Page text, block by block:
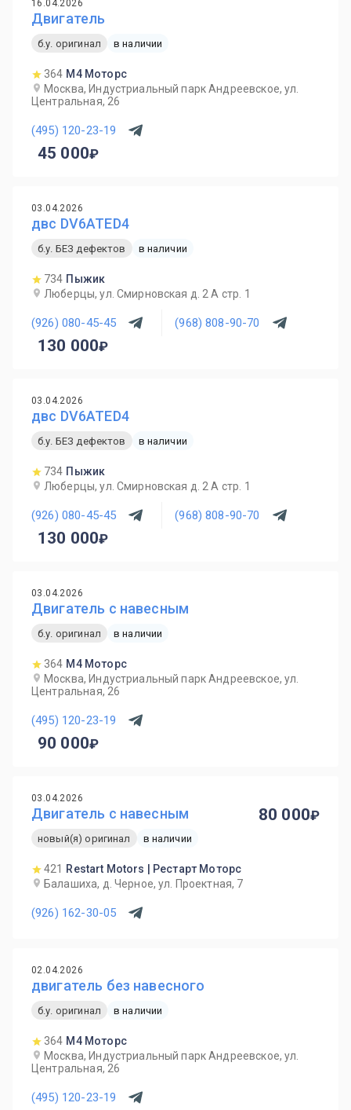
16.04.2026
Двигатель
б.у. оригинал в наличии
364 М4 Моторс
Москва, Индустриальный парк Андреевское, ул.
Центральная, 26
(495) 120-23-19
45 000
03.04.2026
двс DV6ATED4
б.у. БЕЗ дефектов в наличии
734 Пыжик
Люберцы, ул. Смирновская д. 2 А стр. 1
(926) 080-45-45 (968) 808-90-70
130 000
03.04.2026
двс DV6ATED4
б.у. БЕЗ дефектов в наличии
734 Пыжик
Люберцы, ул. Смирновская д. 2 А стр. 1
(926) 080-45-45 (968) 808-90-70
130 000
03.04.2026
Двигатель с навесным
б.у. оригинал в наличии
364 М4 Моторс
Москва, Индустриальный парк Андреевское, ул.
Центральная, 26
(495) 120-23-19
90 000
03.04.2026
Двигатель с навесным
новый(я) оригинал в наличии
421
Restart Motors | Рестарт Моторс
Балашиха, д. Черное, ул. Проектная, 7
(926) 162-30-05
80 000
02.04.2026
двигатель без навесного
б.у. оригинал в наличии
364 М4 Моторс
Москва, Индустриальный парк Андреевское, ул.
Центральная, 26
(495) 120-23-19